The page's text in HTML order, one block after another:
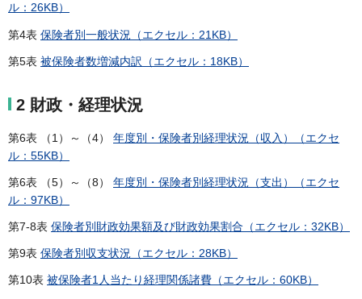
ル：26KB）
第4表 保険者別一般状況（エクセル：21KB）
第5表 被保険者数増減内訳（エクセル：18KB）
2 財政・経理状況
第6表 （1）～（4） 年度別・保険者別経理状況（収入）（エクセ
ル：55KB）
第6表 （5）～（8） 年度別・保険者別経理状況（支出）（エクセ
ル：97KB）
第7-8表 保険者別財政効果額及び財政効果割合（エクセル：32KB）
第9表 保険者別収支状況（エクセル：28KB）
第10表 被保険者1人当たり経理関係諸費（エクセル：60KB）